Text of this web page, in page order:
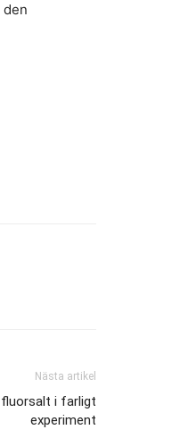
Nästa artikel
i farligt
experiment